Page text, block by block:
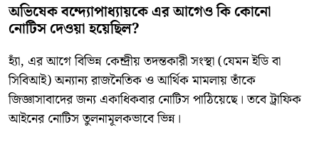
​অভিষেক বন্দ্যোপাধ্যায়কে এর আগেও কি কোনো
নোটিস দেওয়া হয়েছিল?
​হ্যাঁ, এর আগে বিভিন্ন কেন্দ্রীয় তদন্তকারী সংস্থা (যেমন ইডি বা
সিবিআই) অন্যান্য রাজনৈতিক ও আর্থিক মামলায় তাঁকে
জিজ্ঞাসাবাদের জন্য একাধিকবার নোটিস পাঠিয়েছে। তবে ট্রাফিক
আইনের নোটিস তুলনামূলকভাবে ভিন্ন।